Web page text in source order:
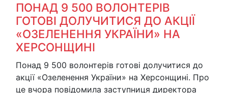
ПОНАД 9 500 ВОЛОНТЕРІВ
ГОТОВІ ДОЛУЧИТИСЯ ДО АКЦІЇ
«ОЗЕЛЕНЕННЯ УКРАЇНИ» НА
ХЕРСОНЩИНІ
Понад 9 500 волонтерів готові долучитися до
акції «Озеленення України» на Херсонщині. Про
це вчора повідомила заступниця директора